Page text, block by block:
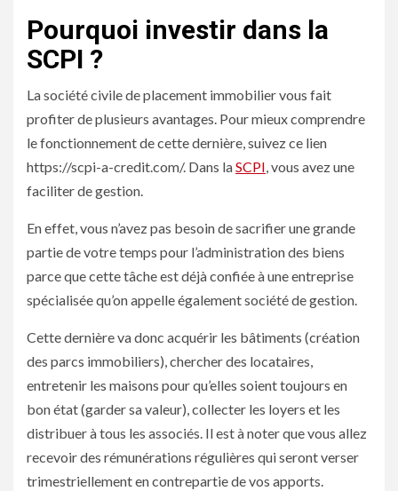
Pourquoi investir dans la
SCPI ?
La société civile de placement immobilier vous fait
profiter de plusieurs avantages. Pour mieux comprendre
le fonctionnement de cette dernière, suivez ce lien
https://scpi-a-credit.com/. Dans laSCPI, vous avez une
faciliter de gestion.
En effet, vous n’avez pas besoin de sacrifier une grande
partie de votre temps pour l’administration des biens
parce que cette tâche est déjà confiée à une entreprise
spécialisée qu’on appelle également société de gestion.
Cette dernière va donc acquérir les bâtiments (création
des parcs immobiliers), chercher des locataires,
entretenir les maisons pour qu’elles soient toujours en
bon état (garder sa valeur), collecter les loyers et les
distribuer à tous les associés. Il est à noter que vous allez
recevoir des rémunérations régulières qui seront verser
trimestriellement en contrepartie de vos apports.